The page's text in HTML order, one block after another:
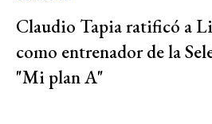
Claudio Tapia ratificó a
como entrenador de la
"Mi plan A"